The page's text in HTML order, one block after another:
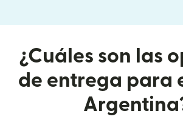
¿Cuáles son las
de entrega para